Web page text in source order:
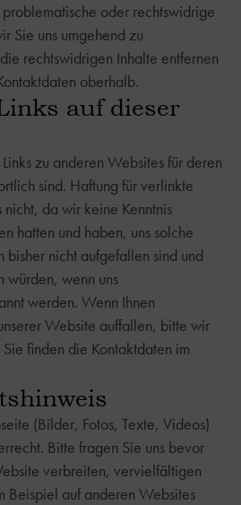
oder rechtswidrige
Sie uns umgehend zu
rechtswidrigen Inhalte entfernen
oberhalb.
auf dieser
zu anderen Websites für deren
sind. Haftung für verlinkte
nicht, da wir keine Kenntnis
hatten und haben, uns solche
bisher nicht aufgefallen sind und
würden, wenn uns
werden. Wenn Ihnen
Website auffallen, bitte wir
finden die Kontaktdaten im
(Bilder, Fotos, Texte, Videos)
Bitte fragen Sie uns bevor
verbreiten, vervielfältigen
Beispiel auf anderen Websites